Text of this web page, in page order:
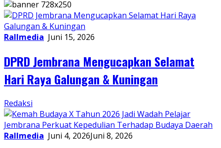
Rallmedia Juni 15, 2026
DPRD Jembrana Mengucapkan Selamat
Hari Raya Galungan & Kuningan
Redaksi
Rallmedia Juni 4, 2026Juni 8, 2026